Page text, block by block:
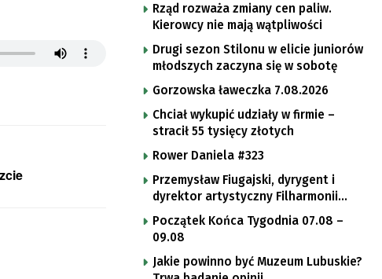
Rząd rozważa zmiany cen paliw.
Kierowcy nie mają wątpliwości
Drugi sezon Stilonu w elicie juniorów
młodszych zaczyna się w sobotę
Gorzowska ławeczka 7.08.2026
Chciał wykupić udziały w firmie –
stracił 55 tysięcy złotych
Rower Daniela #323
Przemysław Fiugajski, dyrygent i
dyrektor artystyczny Filharmonii
Gorzowskiej
Początek Końca Tygodnia 07.08 –
09.08
Jakie powinno być Muzeum Lubuskie?